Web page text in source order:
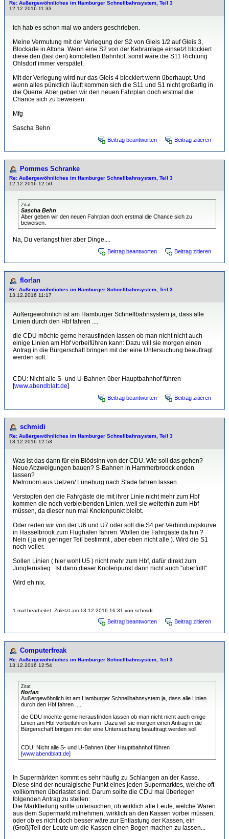
Re: Außergewöhnliches im Hamburger Schnellbahnsystem, Teil 3
12.12.2016 11:33
Ich hab es schon mal wo anders geschrieben.
Meine Vermutung mit der Verlegung der S2 von Gleis 1/2 auf Gleis 3,
Blockade in Altona. Wenn eine S2 von der Kehranlage einsetzt blockiert
diese den (fast den) kompletten Bahnhof, somit wäre die S11 Richtung
Ohlsdorf immer verspätet.
Mit der Verlegung wird nur das Gleis 4 blockiert wenn überhaupt. Und
wenn alles pünktlich läuft kommen sich die S11 und S1 nicht großartig in
die Querre. Aber geben wir den neuen Fahrplan doch erstmal die
Chance sich zu beweisen.
Mfg
Sascha Behn
Beitrag beantworten Beitrag zitieren
Pommes Schranke
Re: Außergewöhnliches im Hamburger Schnellbahnsystem, Teil 3
12.12.2016 12:50
Zitat
Sascha Behn
Aber geben wir den neuen Fahrplan doch erstmal die Chance sich zu
beweisen.
Na, Du verlangst hier aber Dinge....
Beitrag beantworten Beitrag zitieren
flor!an
Re: Außergewöhnliches im Hamburger Schnellbahnsystem, Teil 3
13.12.2016 11:17
Außergewöhnlich ist am Hamburger Schnellbahnsystem ja, dass alle
Linien durch den Hbf fahren ....
die CDU möchte gerne herausfinden lassen ob man nicht nicht auch
einige Linien am Hbf vorbeiführen kann: Dazu will sie morgen einen
Antrag in die Bürgerschaft bringen mit der eine Untersuchung beauftragt
werden soll.
CDU: Nicht alle S- und U-Bahnen über Hauptbahnhof führen
[www.abendblatt.de]
Beitrag beantworten Beitrag zitieren
schmidi
Re: Außergewöhnliches im Hamburger Schnellbahnsystem, Teil 3
13.12.2016 12:53
Was ist das dann für ein Blödsinn von der CDU. Wie soll das gehen?
Neue Abzweigungen bauen? S-Bahnen in Hammerbroock enden
lassen?
Metronom aus Uelzen/ Lüneburg nach Stade fahren lassen.
Verstopfen den die Fahrgäste die mit ihrer Linie nicht mehr zum Hbf
kommen die noch verbleibenden Linien, weil sie weiterhin zum Hbf
müssen, da dieser nun mal Knotenpunkt bleibt.
Oder reden wir von der U6 und U7 oder soll die S4 per Verbindungskurve
in Hasselbrook zum Flughafen fahren. Wollen die Fahrgäste da hin ?
Nein ( ja ein geringer Teil bestimmt , aber eben nicht alle ). Wird die S1
noch voller.
Sollen Linien ( hier wohl U5 ) nicht mehr zum Hbf, dafür direkt zum
Jungfernstieg . Ist dann dieser Knotenpunkt dann nicht auch "überfüllt".
Wird eh nix.
1 mal bearbeitet. Zuletzt am 13.12.2016 16:31 von schmidi.
Beitrag beantworten Beitrag zitieren
Computerfreak
Re: Außergewöhnliches im Hamburger Schnellbahnsystem, Teil 3
13.12.2016 12:54
Zitat
flor!an
Außergewöhnlich ist am Hamburger Schnellbahnsystem ja, dass alle Linien
durch den Hbf fahren ....
die CDU möchte gerne herausfinden lassen ob man nicht nicht auch einige
Linien am Hbf vorbeiführen kann: Dazu will sie morgen einen Antrag in die
Bürgerschaft bringen mit der eine Untersuchung beauftragt werden soll.
CDU: Nicht alle S- und U-Bahnen über Hauptbahnhof führen
[www.abendblatt.de]
In Supermärkten kommt es sehr häufig zu Schlangen an der Kasse.
Diese sind der neuralgische Punkt eines jeden Supermarktes, welche oft
vollkommen überlastet sind. Darum sollte die CDU mal überlegen
folgenden Antrag zu stellen:
Die Marktleitung sollte untersuchen, ob wirklich alle Leute, welche Waren
aus dem Supermarkt mitnehmen, wirklich an den Kassen vorbei müssen,
oder ob es nicht doch besser wäre zur Entlastung der Kassen, ein
(Groß)Teil der Leute um die Kassen einen Bogen machen zu lassen...